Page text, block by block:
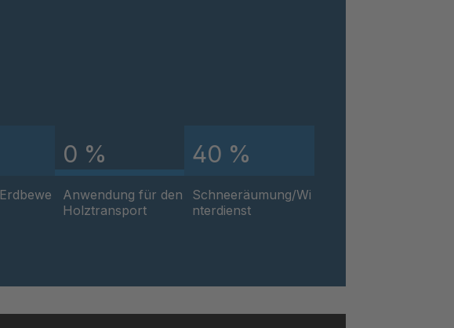
0 %
Anwendung für den
Holztransport
40 %
Schneeräumung/Wi
nterdienst